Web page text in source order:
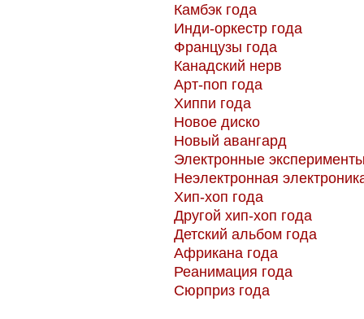
Камбэк года
Инди-оркестр года
Французы года
Канадский нерв
Арт-поп года
Хиппи года
Новое диско
Новый авангард
Электронные
Неэлектронная
Хип-хоп года
Другой хип-хоп года
Детский альбом года
Африкана года
Реанимация года
Сюрприз года